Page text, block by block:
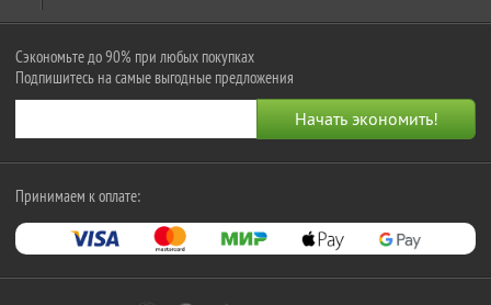
Сэкономьте до 90% при любых покупках
Подпишитесь на самые выгодные предложения
Принимаем к оплате: